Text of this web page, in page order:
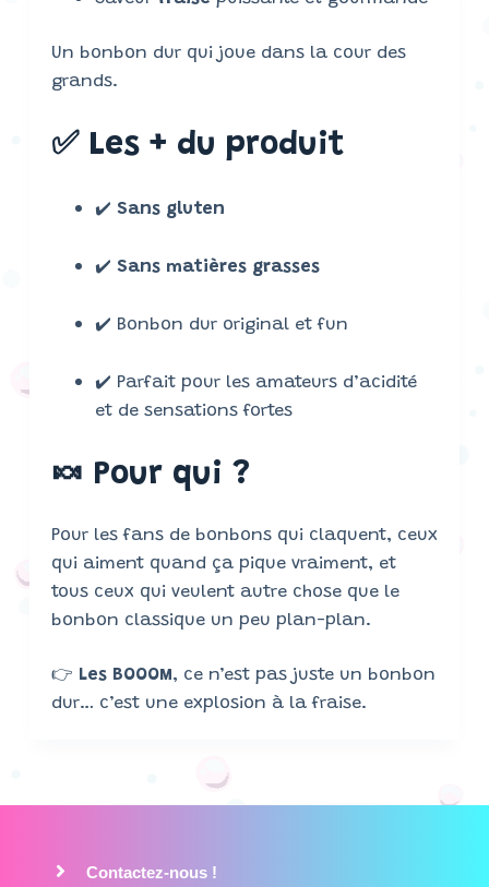
Un bonbon dur qui joue dans la cour des
grands.
✅ Les + du produit
✔️ Sans gluten
✔️ Sans matières grasses
✔️ Bonbon dur original et fun
✔️ Parfait pour les amateurs d’acidité
et de sensations fortes
🍬 Pour qui ?
Pour les fans de bonbons qui claquent, ceux
qui aiment quand ça pique vraiment, et
tous ceux qui veulent autre chose que le
bonbon classique un peu plan-plan.
👉 Les BOOOM, ce n’est pas juste un bonbon
dur… c’est une explosion à la fraise.
Contactez-nous !